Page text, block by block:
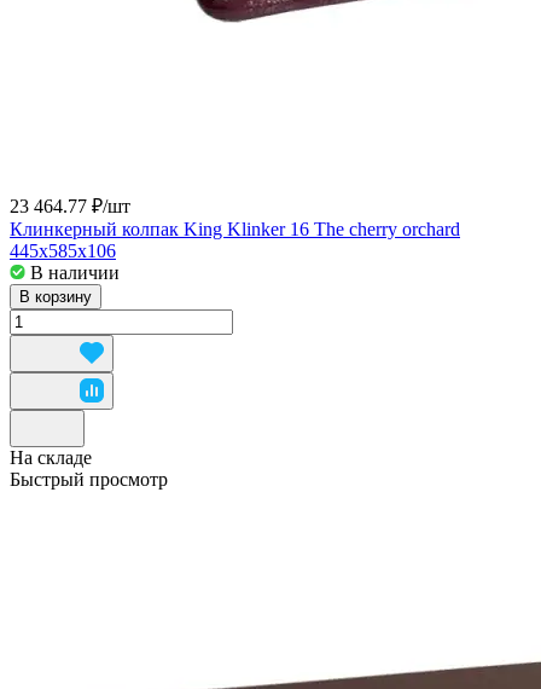
23 464.77 ₽/шт
Клинкерный колпак King Klinker 16 The cherry orchard
445x585x106
В наличии
В корзину
На складе
Быстрый просмотр